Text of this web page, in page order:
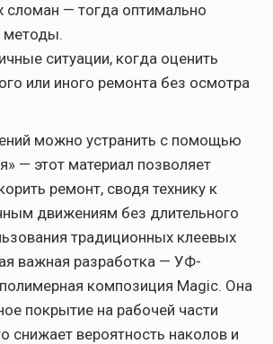
сломан — тогда оптимально
методы.
ситуации, когда оценить
или иного ремонта без осмотра
можно устранить с помощью
— этот материал позволяет
ремонт, сводя технику к
движениям без длительного
традиционных клеевых
важная разработка — УФ-
композиция Magic. Она
покрытие на рабочей части
снижает вероятность наколов и